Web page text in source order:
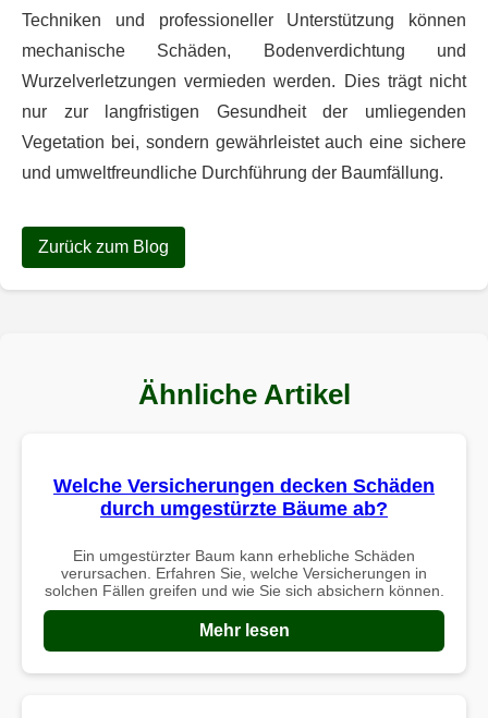
Techniken und professioneller Unterstützung können
mechanische Schäden, Bodenverdichtung und
Wurzelverletzungen vermieden werden. Dies trägt nicht
nur zur langfristigen Gesundheit der umliegenden
Vegetation bei, sondern gewährleistet auch eine sichere
und umweltfreundliche Durchführung der Baumfällung.
Zurück zum Blog
Ähnliche Artikel
Welche Versicherungen decken Schäden
durch umgestürzte Bäume ab?
Ein umgestürzter Baum kann erhebliche Schäden
verursachen. Erfahren Sie, welche Versicherungen in
solchen Fällen greifen und wie Sie sich absichern können.
Mehr lesen